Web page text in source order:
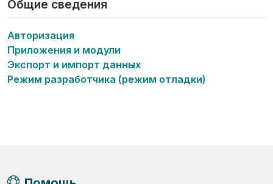
Общие сведения
Авторизация
Приложения и модули
Экспорт и импорт данных
Режим разработчика (режим отладки)